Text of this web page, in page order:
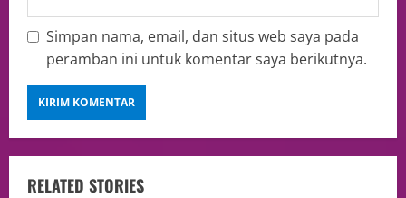
Simpan nama, email, dan situs web saya pada
peramban ini untuk komentar saya berikutnya.
RELATED STORIES